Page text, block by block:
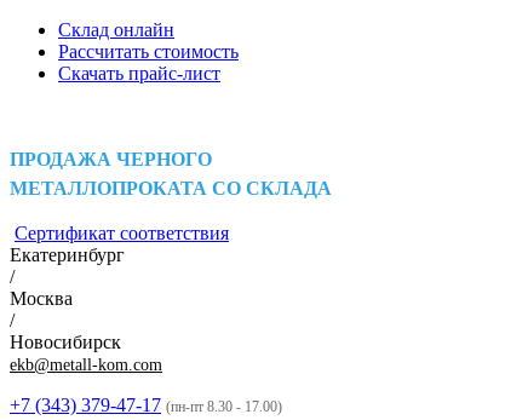
Склад онлайн
Рассчитать стоимость
Скачать прайс-лист
ПРОДАЖА ЧЕРНОГО
МЕТАЛЛОПРОКАТА СО СКЛАДА
Сертификат соответствия
Екатеринбург
/
Москва
/
Новосибирск
ekb@metall-kom.com
+7 (343) 379-47-17 (пн-пт 8.30 - 17.00)